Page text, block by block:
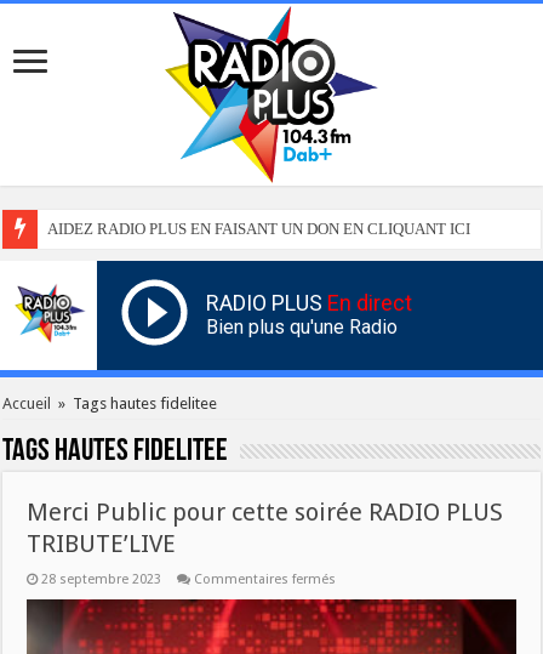
AIDEZ RADIO PLUS EN FAISANT UN DON EN CLIQUANT ICI
RADIO PLUS En direct
Bien plus qu'une Radio
Accueil » Tags hautes fidelitee
Tags hautes fidelitee
Merci Public pour cette soirée RADIO PLUS
TRIBUTE’LIVE
28 septembre 2023 Commentaires fermés
Public
pour
cette